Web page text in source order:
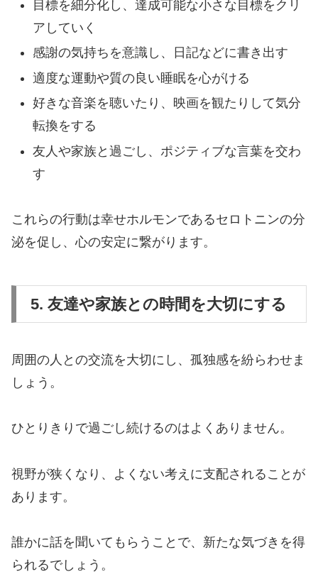
目標を細分化し、達成可能な小さな目標をクリ
アしていく
感謝の気持ちを意識し、日記などに書き出す
適度な運動や質の良い睡眠を心がける
好きな音楽を聴いたり、映画を観たりして気分
転換をする
友人や家族と過ごし、ポジティブな言葉を交わ
す
これらの行動は幸せホルモンであるセロトニンの分
泌を促し、心の安定に繋がります。
5. 友達や家族との時間を大切にする
周囲の人との交流を大切にし、孤独感を紛らわせま
しょう。
ひとりきりで過ごし続けるのはよくありません。
視野が狭くなり、よくない考えに支配されることが
あります。
誰かに話を聞いてもらうことで、新たな気づきを得
られるでしょう。